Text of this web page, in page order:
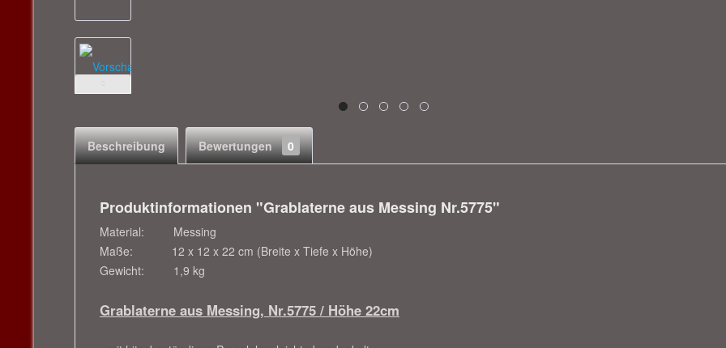
Beschreibung Bewertungen 0
Produktinformationen "Grablaterne aus Messing Nr.5775"
Material: Messing
Maße: 12 x 12 x 22 cm (Breite x Tiefe x Höhe)
Gewicht:
1,9 kg
Grablaterne aus Messing, Nr.5775 / Höhe 22cm